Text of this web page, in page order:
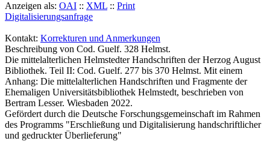
Anzeigen als: OAI :: XML :: Print
Digitalisierungsanfrage
Kontakt: Korrekturen und Anmerkungen
Beschreibung von Cod. Guelf. 328 Helmst.
Die mittelalterlichen Helmstedter Handschriften der Herzog August
Bibliothek. Teil II: Cod. Guelf. 277 bis 370 Helmst. Mit einem
Anhang: Die mittelalterlichen Handschriften und Fragmente der
Ehemaligen Universitätsbibliothek Helmstedt, beschrieben von
Bertram Lesser. Wiesbaden 2022.
Gefördert durch die Deutsche Forschungsgemeinschaft im Rahmen
des Programms "Erschließung und Digitalisierung handschriftlicher
und gedruckter Überlieferung"